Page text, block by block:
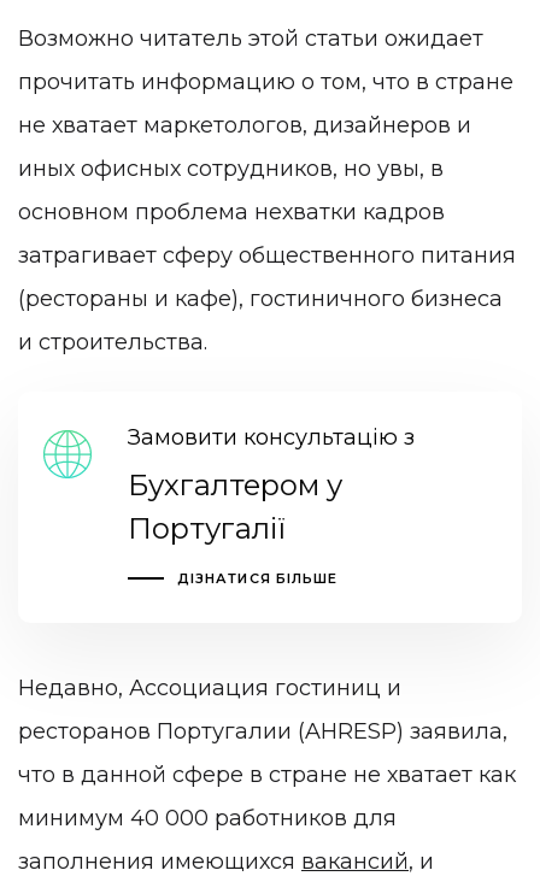
Возможно читатель этой статьи ожидает
прочитать информацию о том, что в стране
не хватает маркетологов, дизайнеров и
иных офисных сотрудников, но увы, в
основном проблема нехватки кадров
затрагивает сферу общественного питания
(рестораны и кафе), гостиничного бизнеса
и строительства.
Замовити консультацію з
Бухгалтером у
Португалії
ДІЗНАТИСЯ БІЛЬШЕ
Недавно, Ассоциация гостиниц и
ресторанов Португалии (AHRESP) заявила,
что в данной сфере в стране не хватает как
минимум 40 000 работников для
заполнения имеющихся вакансий, и